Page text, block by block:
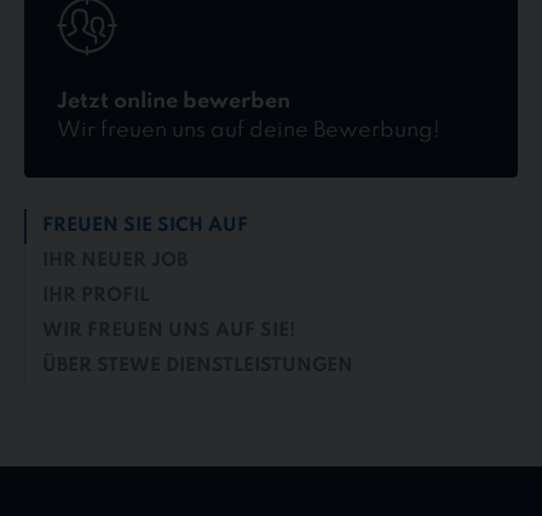
Jetzt online bewerben
Wir freuen uns auf deine Bewerbung!
bewerben
FREUEN SIE SICH AUF